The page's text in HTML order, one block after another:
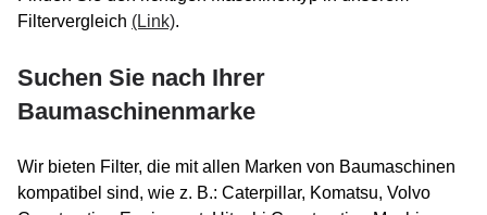
Filtervergleich (Link).
Suchen Sie nach Ihrer
Baumaschinenmarke
Wir bieten Filter, die mit allen Marken von Baumaschinen
kompatibel sind, wie z. B.: Caterpillar, Komatsu, Volvo